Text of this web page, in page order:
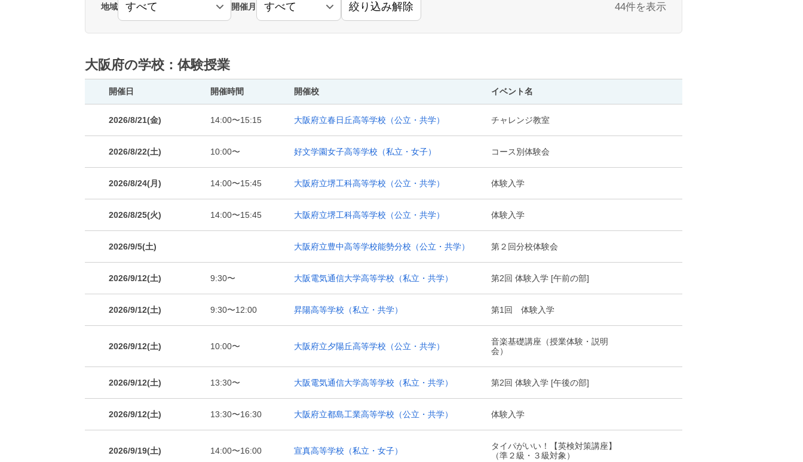
地域 開催月 絞り込み解除 44件を表示
大阪府の学校：体験授業
開催日 開催時間 開催校 イベント名
2026/8/21(金) 14:00〜15:15 大阪府立春日丘高等学校 （公立・共学） チャレンジ教室
2026/8/22(土) 10:00〜 好文学園女子高等学校 （私立・女子） コース別体験会
2026/8/24(月) 14:00〜15:45 大阪府立堺工科高等学校 （公立・共学） 体験入学
2026/8/25(火) 14:00〜15:45 大阪府立堺工科高等学校 （公立・共学） 体験入学
2026/9/5(土) 大阪府立豊中高等学校能勢分校 （公立・共学） 第２回分校体験会
2026/9/12(土) 9:30〜 大阪電気通信大学高等学校 （私立・共学） 第2回 体験入学 [午前の部]
2026/9/12(土) 9:30〜12:00 昇陽高等学校 （私立・共学） 第1回 体験入学
2026/9/12(土) 10:00〜 大阪府立夕陽丘高等学校 （公立・共学）
音楽基礎講座（授業体験・説明
会）
2026/9/12(土) 13:30〜 大阪電気通信大学高等学校 （私立・共学） 第2回 体験入学 [午後の部]
2026/9/12(土) 13:30〜16:30 大阪府立都島工業高等学校 （公立・共学） 体験入学
2026/9/19(土) 14:00〜16:00 宣真高等学校 （私立・女子）
タイパがいい！【英検対策講座】
（準２級・３級対象）